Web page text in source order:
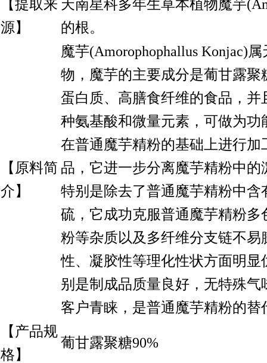
【提取来
源】
天南星科多年生草本植物魔芋
的根。
【原料简
介】
魔芋(Amorophophallus Konjac)
物，魔芋的主要成分是葡甘露
蛋白质、高膳食纤维的食品，
种氨基酸和微量元素，可做为
在普通魔芋精粉的基础上进行
品，它进一步分离魔芋精粉中
特别是除去了普通魔芋精粉中含
硫，它成功克服普通魔芋精粉
粉等杂质以及多纤维分支链不易
性、凝胶性等理化性状方面明
别是制成品质量良好，无特殊
客户青睐，是普通魔芋精粉的替
【产品规
格】
葡甘露聚糖90%